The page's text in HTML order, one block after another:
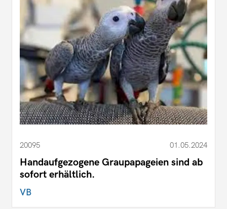
20095 01.05.2024
Handaufgezogene Graupapageien sind ab
sofort erhältlich.
VB